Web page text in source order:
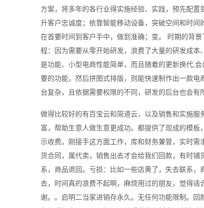
方案，将多年的各行业得实施经验、实践，预先配
升客户忠诚度；依靠智能移动设备，突破空间和时
在首要时间到客户手中，做到准确；变。 时期的背
程：因为需要从零开始研发，浪费了大量的研发成
是功能、小型电商性能简单，而且随着的更新换代,
要的功能，然后拼图式排版，则能快速制作出一款
台复杂，且依据需要权限的不同，研发的后台也会有
做得比较好的有百宝云和简道云，以及销售和实施
富，帮助生意人做生意更成功。都提供了现成的模
示收费。刚接手这方面工作，库和财务兼管，实时
货合同，属代卖，销售出去才会给我们回款，有时
系，商品退回。亏损：比如一些店黄了，失去联系
去，时间真的浪费不起啊，麻烦用过的朋友，觉得
谢。。启明二当家进销存永久。无任何功能限制。